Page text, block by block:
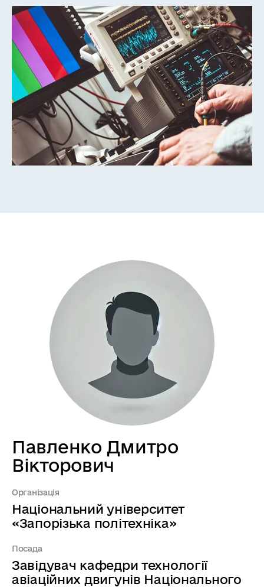
Павленко Дмитро
Вікторович
Організація
Національний університет
«Запорізька політехніка»
Посада
Завідувач кафедри технології
авіаційних двигунів Національного